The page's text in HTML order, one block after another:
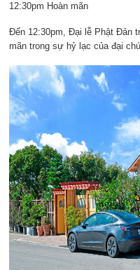
12:30pm Hoàn mãn
Đến 12:30pm, Đại lễ Phật Đản
mãn trong sự hỷ lạc của đại